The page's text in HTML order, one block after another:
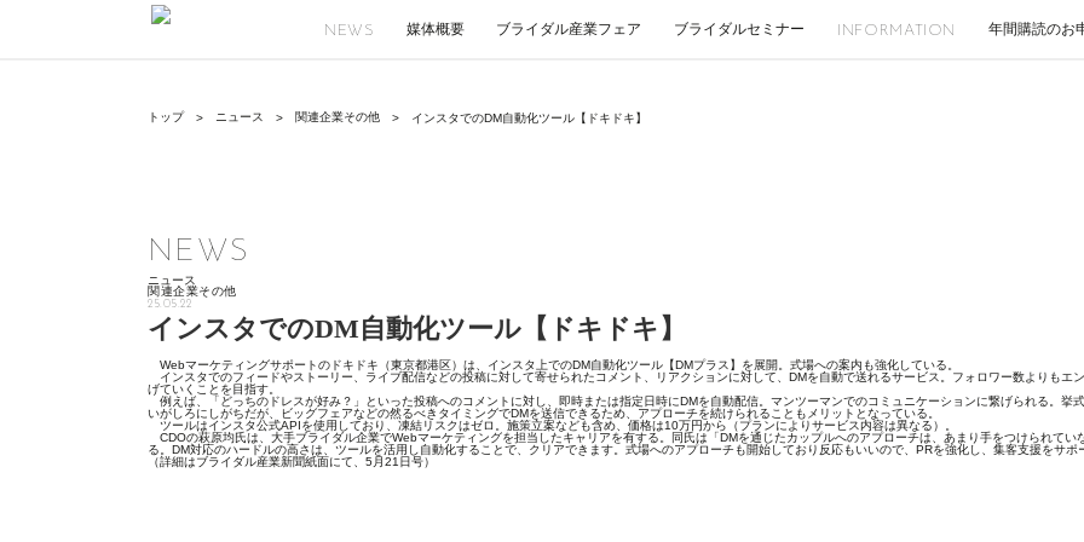
NEWS 媒体概要 ブライダル産業フェア ブライダルセミナー INFORMATION 年間購読のお
トップ ニュース 関連企業その他 インスタでのDM自動化ツール【ドキドキ】
NEWS
ニュース
関連企業その他
25.05.22
インスタでのDM自動化ツール【ドキドキ】
Webマーケティングサポートのドキドキ（東京都港区）は、インスタ上でのDM自動化ツール【DMプラス】を展開。式場への案内も強化している。
インスタでのフィードやストーリー、ライブ配信などの投稿に対して寄せられたコメント、リアクションに対して、DMを自動で送れるサービス。フォロワー数よりもエ
げていくことを目指す。
例えば、「どっちのドレスが好み？」といった投稿へのコメントに対し、即時または指定日時にDMを自動配信。マンツーマンでのコミュニケーションに繋げられる。挙
いがしろにしがちだが、ビッグフェアなどの然るべきタイミングでDMを送信できるため、アプローチを続けられることもメリットとなっている。
ツールはインスタ公式APIを使用しており、凍結リスクはゼロ。施策立案なども含め、価格は10万円から（プランによりサービス内容は異なる）。
CDOの萩原均氏は、大手ブライダル企業でWebマーケティングを担当したキャリアを有する。同氏は「DMを通じたカップルへのアプローチは、あまり手をつけられて
る。DM対応のハードルの高さは、ツールを活用し自動化することで、クリアできます。式場へのアプローチも開始しており反応もいいので、PRを強化し、集客支援をサポ
（詳細はブライダル産業新聞紙面にて、5月21日号）